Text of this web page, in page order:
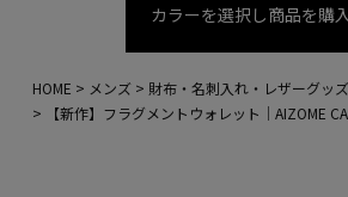
カラーを選択し商品を購
HOME メンズ 財布・名刺入れ・レザーグッズ
【新作】フラグメントウォレット｜AIZOME